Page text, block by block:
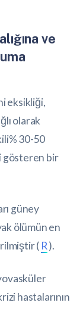
ve
eksikliği,
olarak
30-50
gösteren bir
güney
ölümün en
( R).
hastalarının